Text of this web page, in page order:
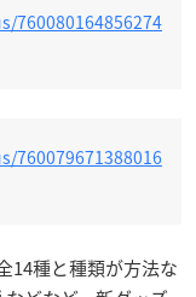
760080164856274
760079671388016
14種と種類が方法な